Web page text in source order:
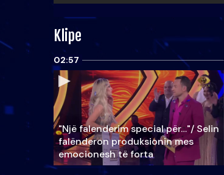
Klipe
02:57
"Një falenderim special për…"/ Selin
falënderon produksionin mes
emocionesh të forta